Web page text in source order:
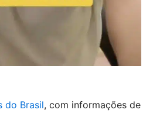
do Brasil, com informações de